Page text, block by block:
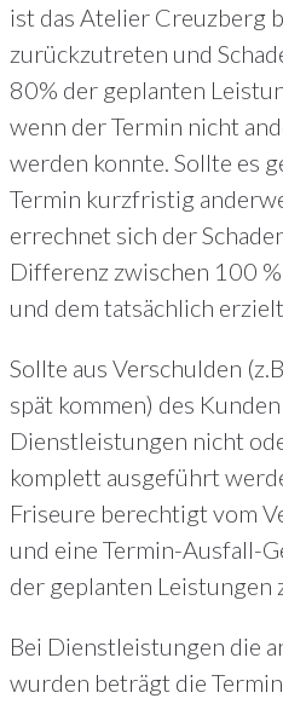
ist das Atelier Creuzberg
zurückzutreten und
80% der geplanten
wenn der Termin nicht
werden konnte. Sollte es
Termin kurzfristig
errechnet sich der
Differenz zwischen 100
und dem tatsächlich
Sollte aus Verschulden
spät kommen) des
Dienstleistungen nicht
komplett ausgeführt
Friseure berechtigt vom
und eine Termin-Ausfall-
der geplanten Leistungen
Bei Dienstleistungen die
wurden beträgt die